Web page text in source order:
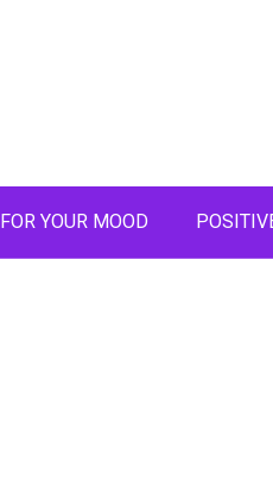
FOR YOUR MOOD